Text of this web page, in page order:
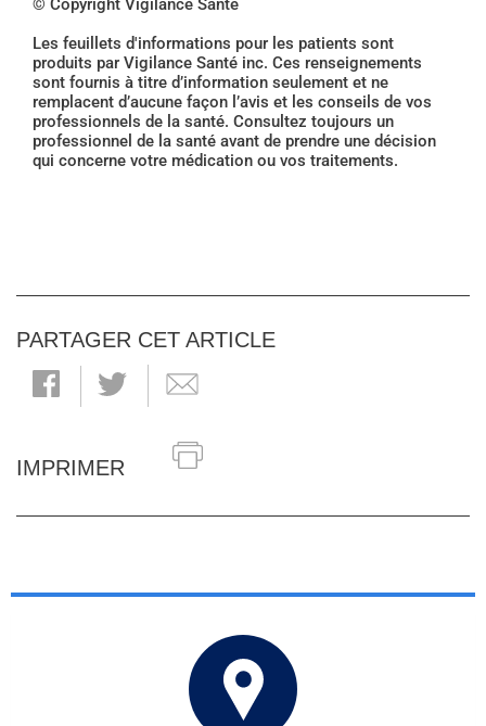
© Copyright Vigilance Santé
Les feuillets d'informations pour les patients sont
produits par Vigilance Santé inc. Ces renseignements
sont fournis à titre d’information seulement et ne
remplacent d’aucune façon l’avis et les conseils de vos
professionnels de la santé. Consultez toujours un
professionnel de la santé avant de prendre une décision
qui concerne votre médication ou vos traitements.
PARTAGER CET ARTICLE
IMPRIMER